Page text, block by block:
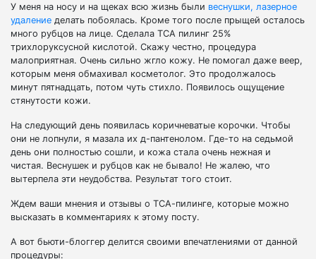
У меня на носу и на щеках всю жизнь были веснушки, лазерное
удаление делать побоялась. Кроме того после прыщей осталось
много рубцов на лице. Сделала ТСА пилинг 25%
трихлоруксусной кислотой. Скажу честно, процедура
малоприятная. Очень сильно жгло кожу. Не помогал даже веер,
которым меня обмахивал косметолог. Это продолжалось
минут пятнадцать, потом чуть стихло. Появилось ощущение
стянутости кожи.
На следующий день появилась коричневатые корочки. Чтобы
они не лопнули, я мазала их д-пантенолом. Где-то на седьмой
день они полностью сошли, и кожа стала очень нежная и
чистая. Веснушек и рубцов как не бывало! Не жалею, что
вытерпела эти неудобства. Результат того стоит.
Ждем ваши мнения и отзывы о ТСА-пилинге, которые можно
высказать в комментариях к этому посту.
А вот бьюти-блоггер делится своими впечатлениями от данной
процедуры: